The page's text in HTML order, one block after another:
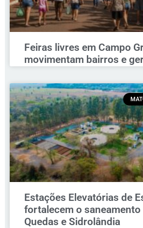
Feiras livres em Campo
movimentam bairros e
Estações Elevatórias de
fortalecem o saneamento
Quedas e Sidrolândia